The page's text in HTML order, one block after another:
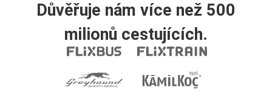
Důvěřuje nám více než 500
milionů cestujících.